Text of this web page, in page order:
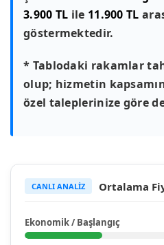
3.900 TL ile 11.900 TL
göstermektedir.
* Tablodaki rakamlar
olup; hizmetin
özel taleplerinize göre
CANLI ANALİZ Ortalama
Ekonomik / Başlangıç